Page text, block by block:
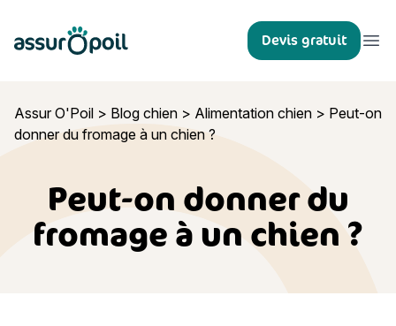
Assur O'Poil Devis gratuit
Assur O'Poil > Blog chien > Alimentation chien > Peut-on
donner du fromage à un chien ?
Peut-on donner du
fromage à un chien ?